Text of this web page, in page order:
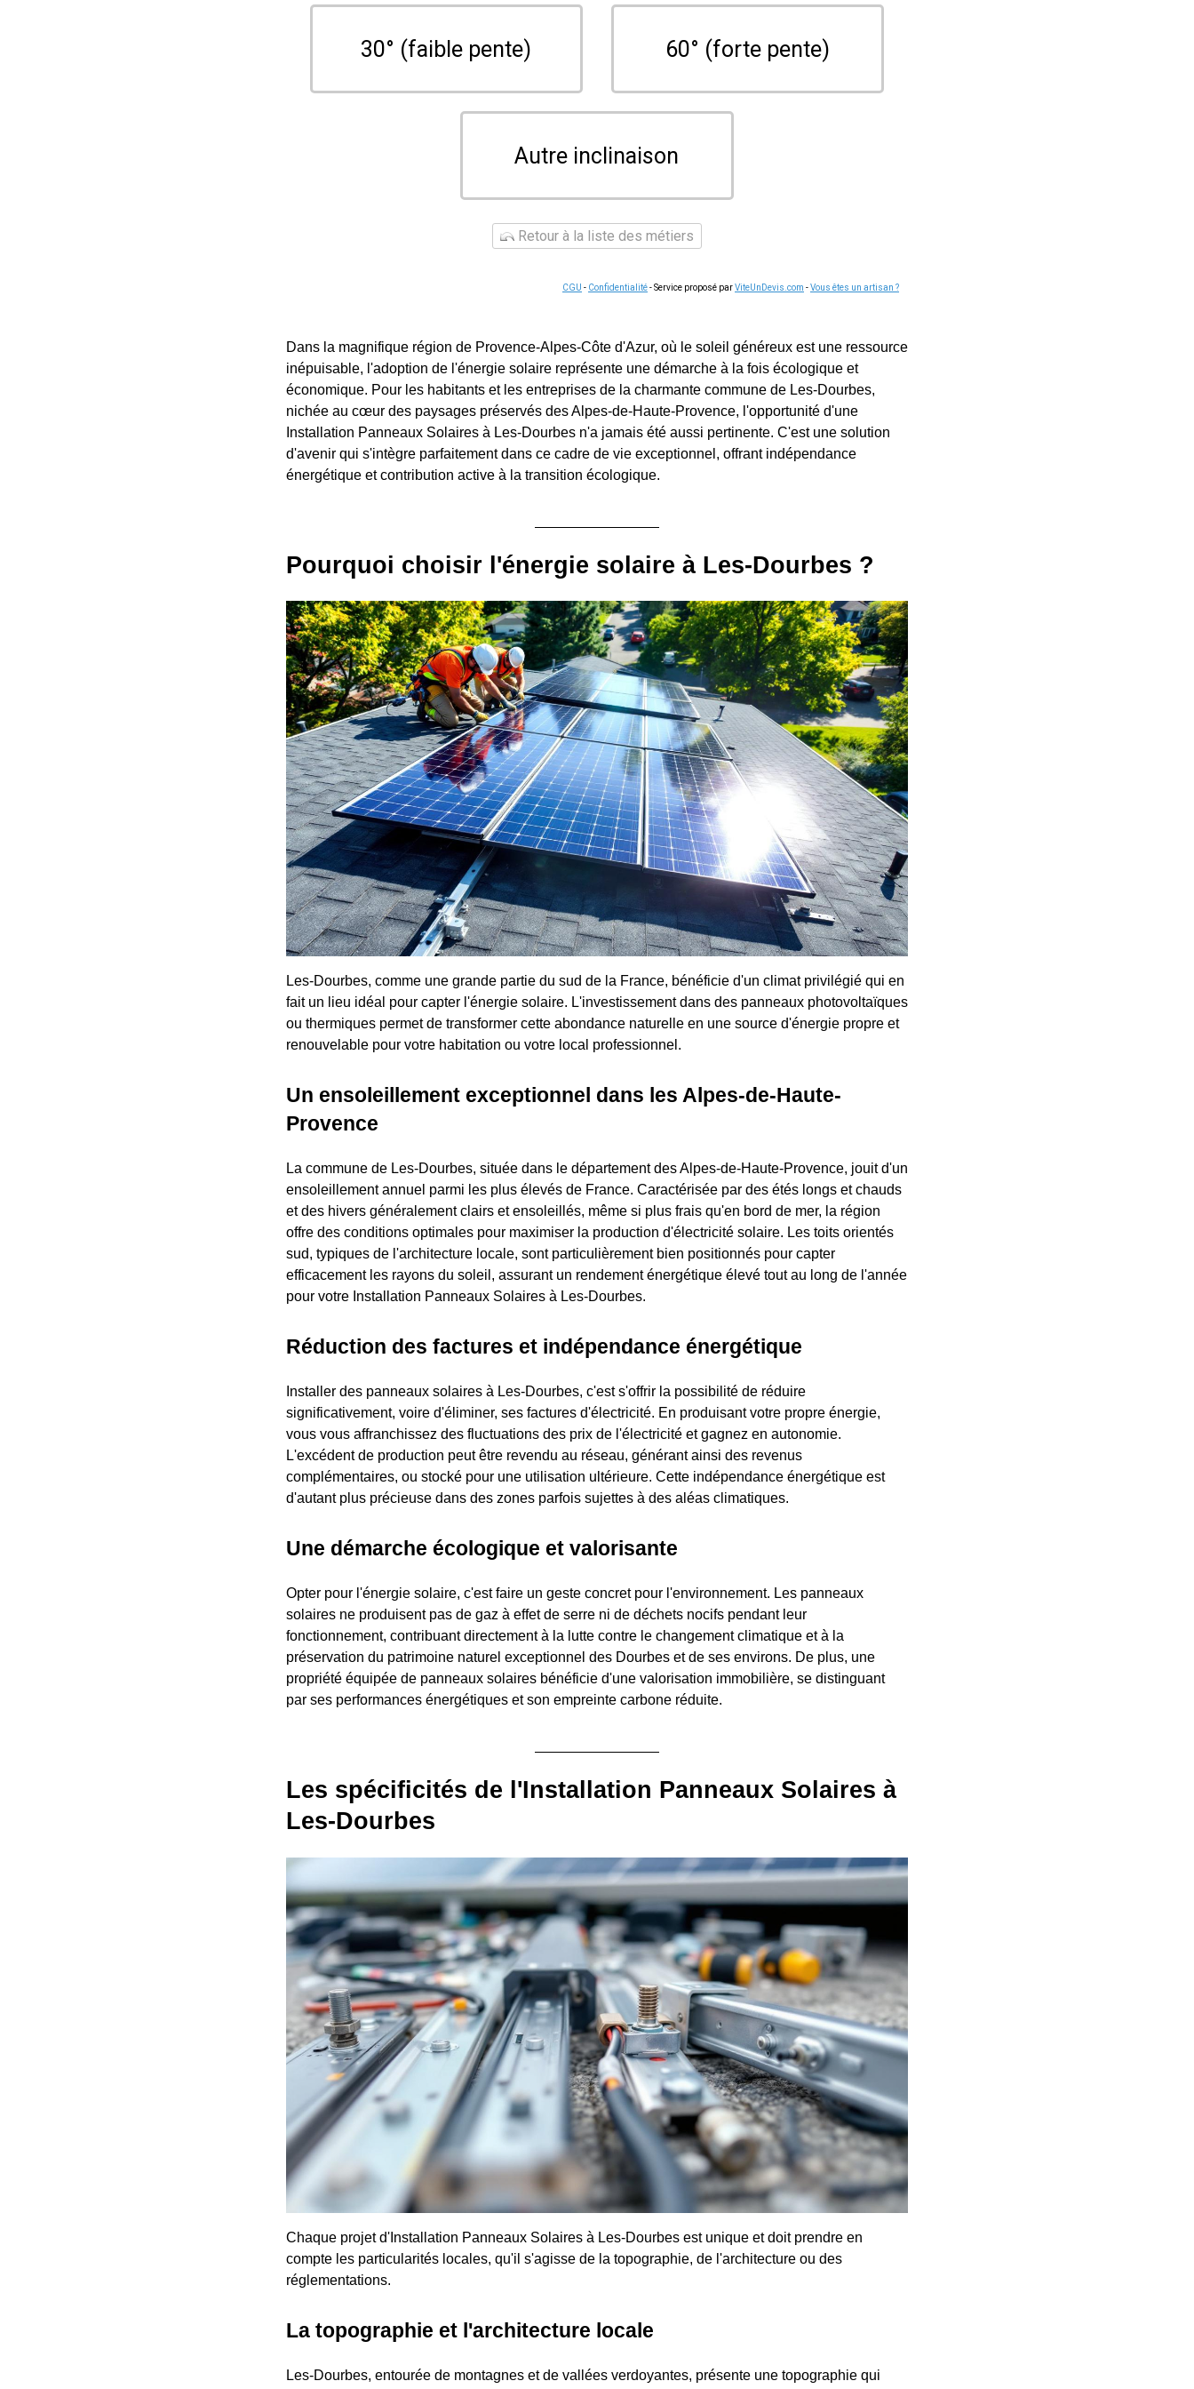
30° (faible pente) 60° (forte pente)
Autre inclinaison
Retour à la liste des métiers
CGU - Confidentialité- Service proposé parViteUnDevis.com -Vous êtes un artisan ?
Dans la magnifique région de Provence-Alpes-Côte d'Azur, où le soleil généreux est une ressource
inépuisable, l'adoption de l'énergie solaire représente une démarche à la fois écologique et
économique. Pour les habitants et les entreprises de la charmante commune de Les-Dourbes,
nichée au cœur des paysages préservés des Alpes-de-Haute-Provence, l'opportunité d'une
Installation Panneaux Solaires à Les-Dourbes n'a jamais été aussi pertinente. C'est une solution
d'avenir qui s'intègre parfaitement dans ce cadre de vie exceptionnel, offrant indépendance
énergétique et contribution active à la transition écologique.
Pourquoi choisir l'énergie solaire à Les-Dourbes ?
Les-Dourbes, comme une grande partie du sud de la France, bénéficie d'un climat privilégié qui en
fait un lieu idéal pour capter l'énergie solaire. L'investissement dans des panneaux photovoltaïques
ou thermiques permet de transformer cette abondance naturelle en une source d'énergie propre et
renouvelable pour votre habitation ou votre local professionnel.
Un ensoleillement exceptionnel dans les Alpes-de-Haute-
Provence
La commune de Les-Dourbes, située dans le département des Alpes-de-Haute-Provence, jouit d'un
ensoleillement annuel parmi les plus élevés de France. Caractérisée par des étés longs et chauds
et des hivers généralement clairs et ensoleillés, même si plus frais qu'en bord de mer, la région
offre des conditions optimales pour maximiser la production d'électricité solaire. Les toits orientés
sud, typiques de l'architecture locale, sont particulièrement bien positionnés pour capter
efficacement les rayons du soleil, assurant un rendement énergétique élevé tout au long de l'année
pour votre Installation Panneaux Solaires à Les-Dourbes.
Réduction des factures et indépendance énergétique
Installer des panneaux solaires à Les-Dourbes, c'est s'offrir la possibilité de réduire
significativement, voire d'éliminer, ses factures d'électricité. En produisant votre propre énergie,
vous vous affranchissez des fluctuations des prix de l'électricité et gagnez en autonomie.
L'excédent de production peut être revendu au réseau, générant ainsi des revenus
complémentaires, ou stocké pour une utilisation ultérieure. Cette indépendance énergétique est
d'autant plus précieuse dans des zones parfois sujettes à des aléas climatiques.
Une démarche écologique et valorisante
Opter pour l'énergie solaire, c'est faire un geste concret pour l'environnement. Les panneaux
solaires ne produisent pas de gaz à effet de serre ni de déchets nocifs pendant leur
fonctionnement, contribuant directement à la lutte contre le changement climatique et à la
préservation du patrimoine naturel exceptionnel des Dourbes et de ses environs. De plus, une
propriété équipée de panneaux solaires bénéficie d'une valorisation immobilière, se distinguant
par ses performances énergétiques et son empreinte carbone réduite.
Les spécificités de l'Installation Panneaux Solaires à
Les-Dourbes
Chaque projet d'Installation Panneaux Solaires à Les-Dourbes est unique et doit prendre en
compte les particularités locales, qu'il s'agisse de la topographie, de l'architecture ou des
réglementations.
La topographie et l'architecture locale
Les-Dourbes, entourée de montagnes et de vallées verdoyantes, présente une topographie qui